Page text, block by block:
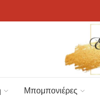
Μπομπονιέρες